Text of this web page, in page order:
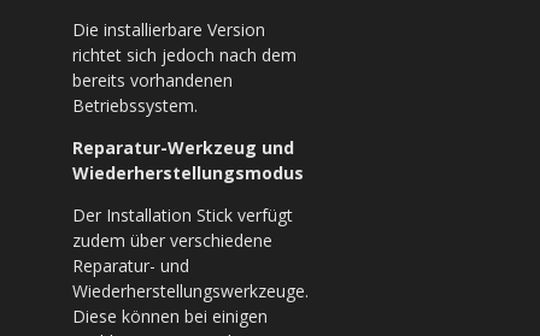
Die installierbare Version
richtet sich jedoch nach dem
bereits vorhandenen
Betriebssystem.
Reparatur-Werkzeug und
Wiederherstellungsmodus
Der Installation Stick verfügt
zudem über verschiedene
Reparatur- und
Wiederherstellungswerkzeuge.
Diese können bei einigen